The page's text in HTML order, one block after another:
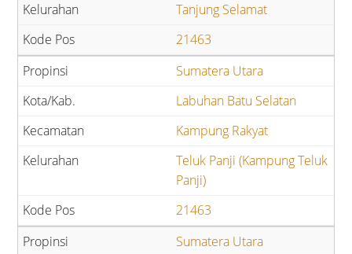
Tanjung Selamat
21463
Sumatera Utara
Labuhan Batu Selatan
Kampung Rakyat
Teluk Panji (Kampung Teluk
Panji)
21463
Sumatera Utara